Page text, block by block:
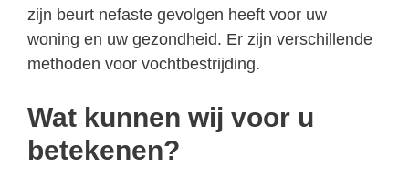
zijn beurt nefaste gevolgen heeft voor uw
woning en uw gezondheid. Er zijn verschillende
methoden voor vochtbestrijding.
Wat kunnen wij voor u
betekenen?